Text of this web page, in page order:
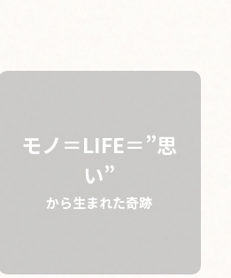
モノ＝LIFE＝”思
い”
から生まれた奇跡